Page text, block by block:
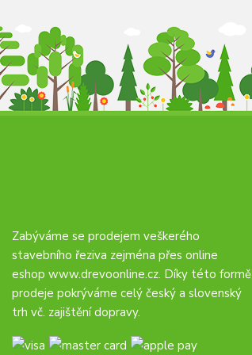
Zabýváme se prodejem veškerého
stavebního řeziva zejména přes online
eshop www.drevoonline.cz. Díky této formě
prodeje pokrýváme celý český a slovenský
trh vč. zajištění dopravy.